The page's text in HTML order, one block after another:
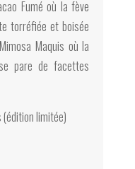
Fumé où la fève
torréfiée et boisée
Maquis où la
pare de facettes
(édition limitée)